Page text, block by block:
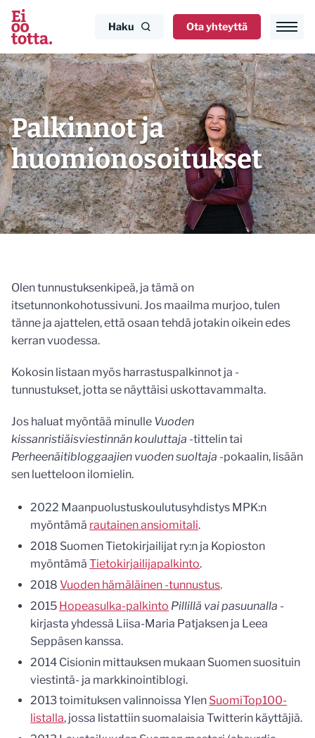
Siirry
sisältöön
Haku Ota yhteyttä
Palkinnot ja
huomionosoitukset
Olen tunnustuksenkipeä, ja tämä on
itsetunnonkohotussivuni. Jos maailma murjoo, tulen
tänne ja ajattelen, että osaan tehdä jotakin oikein edes
kerran vuodessa.
Kokosin listaan myös harrastuspalkinnot ja -
tunnustukset, jotta se näyttäisi uskottavammalta.
Jos haluat myöntää minulle Vuoden
kissanristiäisviestinnän kouluttaja -tittelin tai
Perheenäitibloggaajien vuoden suoltaja -pokaalin, lisään
sen luetteloon ilomielin.
2022 Maanpuolustuskoulutusyhdistys MPK:n
myöntämä rautainen ansiomitali.
2018 Suomen Tietokirjailijat ry:n ja Kopioston
myöntämäTietokirjailijapalkinto.
2018Vuoden hämäläinen -tunnustus.
2015 Hopeasulka-palkinto Pillillä vai pasuunalla -
kirjasta yhdessä Liisa-Maria Patjaksen ja Leea
Seppäsen kanssa.
2014 Cisionin mittauksen mukaan Suomen suosituin
viestintä- ja markkinointiblogi.
2013 toimituksen valinnoissa Ylen SuomiTop100-
listalla, jossa listattiin suomalaisia Twitterin käyttäjiä.